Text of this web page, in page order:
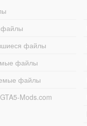
файлы
файлы
файлы
файлы
Mods.com